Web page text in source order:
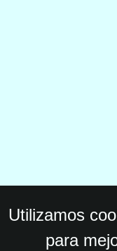
Utilizamos
para